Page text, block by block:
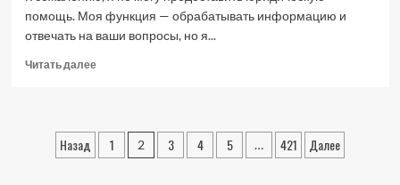
иностранными
партнёрами
помощь. Моя функция — обрабатывать информацию и
отвечать на ваши вопросы, но я...
Читать далееПрочитать
помощь
Пагинация
Назад 1 2 3 4 5 … 421 Далее